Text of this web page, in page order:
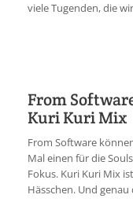
viele Tugenden, die
From
Kuri Kuri Mix
From Software
Mal einen für die
Fokus. Kuri Kuri Mix
Hässchen. Und